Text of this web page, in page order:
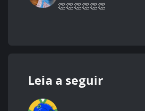
👏👏👏👏👏👏
Leia a seguir